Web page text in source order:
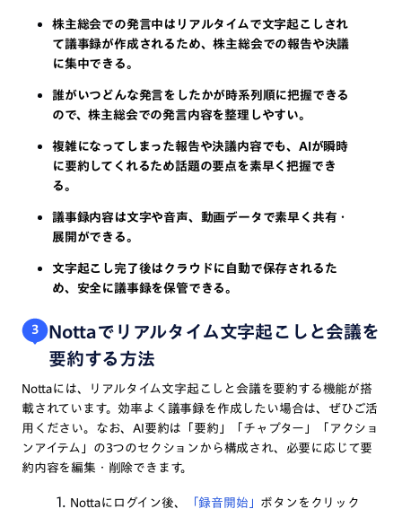
株主総会での発言中はリアルタイムで文字起こしされ
て議事録が作成されるため、株主総会での報告や決議
に集中できる。
誰がいつどんな発言をしたかが時系列順に把握できる
ので、株主総会での発言内容を整理しやすい。
複雑になってしまった報告や決議内容でも、AIが瞬時
に要約してくれるため話題の要点を素早く把握でき
る。
議事録内容は文字や音声、動画データで素早く共有・
展開ができる。
文字起こし完了後はクラウドに自動で保存されるた
め、安全に議事録を保管できる。
3
Nottaでリアルタイム文字起こしと会議を
要約する方法
Nottaには、リアルタイム文字起こしと会議を要約する機能が搭
載されています。効率よく議事録を作成したい場合は、ぜひご活
用ください。なお、AI要約は「要約」「チャプター」「アクショ
ンアイテム」の3つのセクションから構成され、必要に応じて要
約内容を編集・削除できます。
Nottaにログイン後、 「録音開始」 ボタンをクリック